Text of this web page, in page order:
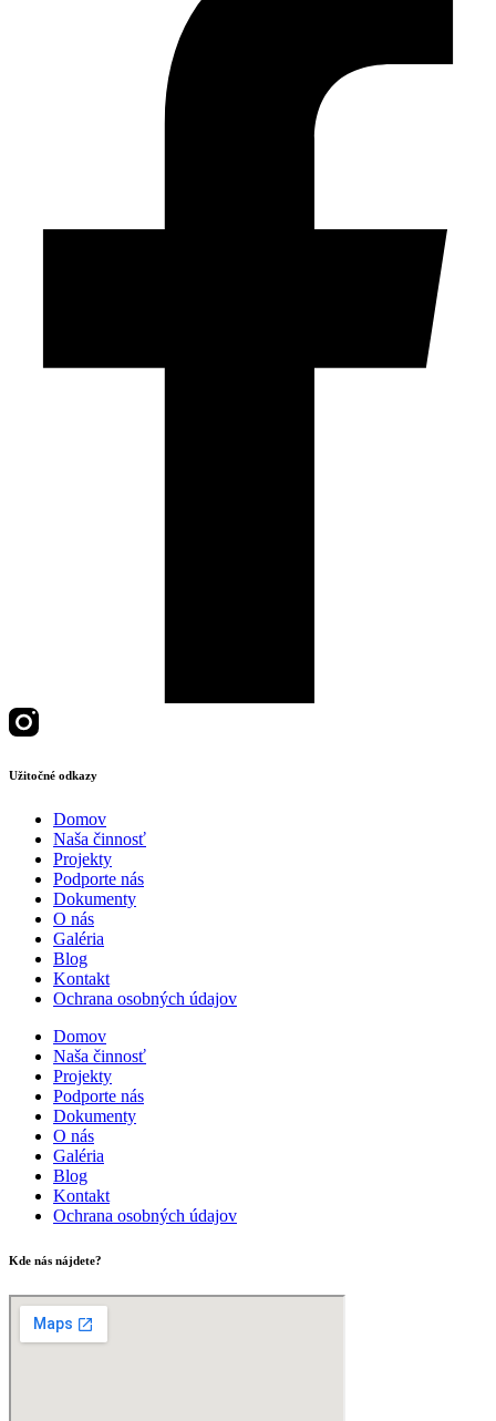
Užitočné odkazy
Domov
Naša činnosť
Projekty
Podporte nás
Dokumenty
O nás
Galéria
Blog
Kontakt
Ochrana osobných údajov
Domov
Naša činnosť
Projekty
Podporte nás
Dokumenty
O nás
Galéria
Blog
Kontakt
Ochrana osobných údajov
Kde nás nájdete?